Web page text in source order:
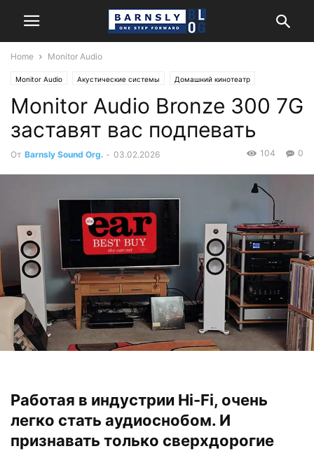
Home Monitor Audio
Monitor Audio Акустические системы Домашний кинотеатр
Обзоры и тесты Стерео
Monitor Audio Bronze 300 7G
заставят вас подпевать
От Barnsly Sound Org. - 03.02.2026 0
104
Работая в индустрии Hi-Fi, очень
легко стать аудиоснобом. И
признавать только сверхдорогие